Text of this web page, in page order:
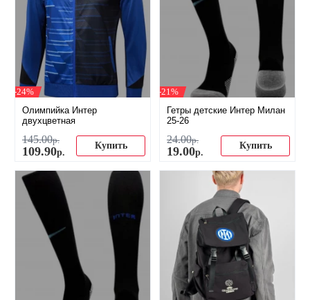
-24%
Олимпийка Интер
двухцветная
145.00р.
109.90р.
Купить
-21%
Гетры детские Интер Милан
25-26
24.00р.
19.00р.
Купить